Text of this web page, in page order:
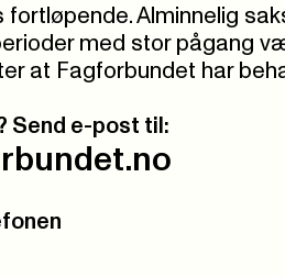
Alminnelig
med stor pågang
at Fagforbundet har
Send e-post til: